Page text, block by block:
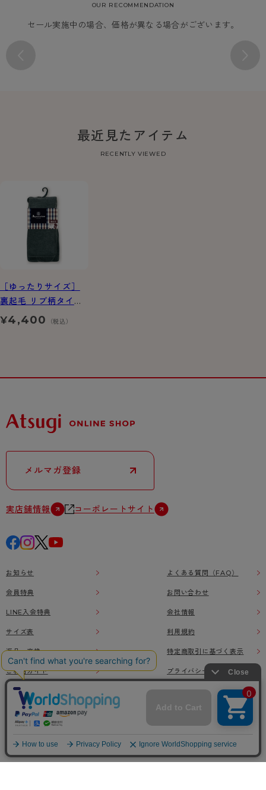
OUR RECOMMENDATION
セール実施中の場合、価格が異なる場合がございます。
最近見たアイテム
RECENTLY VIEWED
［ゆったりサイズ］
裏起毛 リブ柄タイツ
720デニール相当
¥4,400 （税込）
メルマガ登録
実店舗情報 コーポレートサイト
お知らせ
会員特典
LINE入会特典
サイズ表
返品・交換
ご利用ガイド
レビューについて
よくある質問（FAQ）
お問い合わせ
会社情報
利用規約
特定商取引に基づく表示
プライバシーポリシー
本ウェブサイト上に掲載されている画像、イラストなどの著作物の全部または一部をアツ